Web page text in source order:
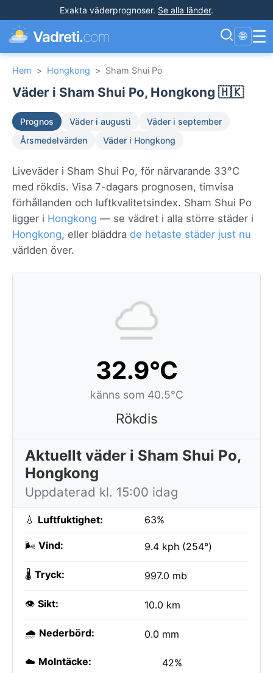
Exakta väderprognoser. Se alla länder.
Vadreti.com 🌐 ☰
Hem > Hongkong > Sham Shui Po
Väder i Sham Shui Po, Hongkong 🇭🇰
Prognos Väder i augusti
Väder i september
Årsmedelvärden
Väder i Hongkong
Liveväder i Sham Shui Po, för närvarande 33°C
med rökdis. Visa 7-dagars prognosen, timvisa
förhållanden och luftkvalitetsindex. Sham Shui Po
ligger i Hongkong — se vädret i alla större städer i
Hongkong, eller bläddra de hetaste städer just nu
världen över.
32.9°C
känns som 40.5°C
Rökdis
Aktuellt väder i Sham Shui Po,
Hongkong
Uppdaterad kl. 15:00 idag
💧 Luftfuktighet: 63%
🌬️ Vind: 9.4 kph (254°)
🌡️ Tryck: 997.0 mb
👁️ Sikt: 10.0 km
🌧️ Nederbörd: 0.0 mm
☁️ Molntäcke: 42%